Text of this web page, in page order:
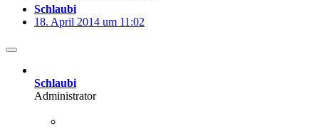
Schlaubi
18. April 2014 um 11:02
Schlaubi
Administrator